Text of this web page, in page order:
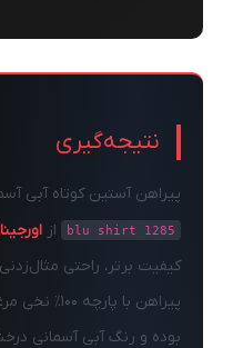
نتیجه‌گیری
پیراهن آستین کوتاه آبی
blu shirt 1285 از
کیفیت برتر، راحتی
پیراهن با
بوده و رنگ آبی آسمانی